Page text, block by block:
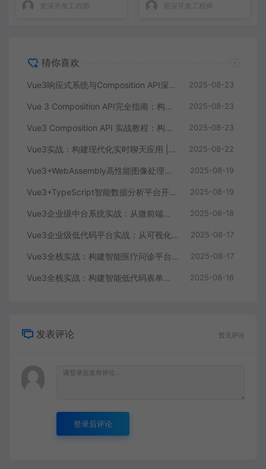
资深开发工程师 资深开发工程师
猜你喜欢
Vue3响应式系统与Composition API深度解析 – 前端开发实战教程 2025-08-23
Vue 3 Composition API完全指南：构建任务管理应用 | Vue 3实战教程 2025-08-23
Vue3 Composition API 实战教程：构建动态任务管理器 | 前端开发指南 2025-08-23
Vue3实战：构建现代化实时聊天应用 | Composition API与WebSocket深度应用 2025-08-22
Vue3+WebAssembly高性能图像处理平台开发：从算法优化到GPU加速全流程 | 前端工程化 2025-08-19
Vue3+TypeScript智能数据分析平台开发实战：从数据可视化到AI集成全流程 | 前端工程化 2025-08-19
Vue3企业级中台系统实战：从微前端架构到可视化大屏全栈开发 | 前端工程化进阶 2025-08-18
Vue3企业级低代码平台实战：从可视化搭建到AI辅助生成的全栈方案 | 前端工程化进阶 2025-08-17
Vue3全栈实战：构建智能医疗问诊平台 | 微前端架构与性能优化 2025-08-17
Vue3全栈实战：构建智能低代码表单引擎 | 前端架构设计 2025-08-16
发表评论 暂无评论
登录后评论